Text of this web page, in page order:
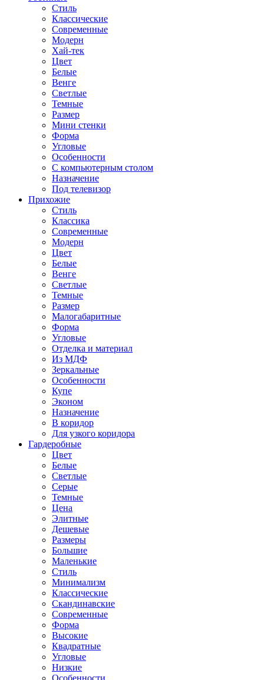
Стиль
Классические
Современные
Модерн
Хай-тек
Цвет
Белые
Венге
Светлые
Темные
Размер
Мини стенки
Форма
Угловые
Особенности
С компьютерным столом
Назначение
Под телевизор
Прихожие
Стиль
Классика
Современные
Модерн
Цвет
Белые
Венге
Светлые
Темные
Размер
Малогабаритные
Форма
Угловые
Отделка и материал
Из МДФ
Зеркальные
Особенности
Купе
Эконом
Назначение
В коридор
Для узкого коридора
Гардеробные
Цвет
Белые
Светлые
Серые
Темные
Цена
Элитные
Дешевые
Размеры
Большие
Маленькие
Стиль
Минимализм
Классические
Скандинавские
Современные
Форма
Высокие
Квадратные
Угловые
Низкие
Особенности